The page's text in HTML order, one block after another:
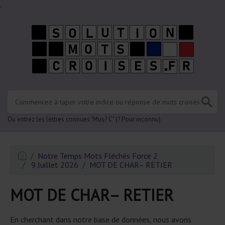
.
Ou entrez les lettres connues "Mus? C" (? Pour inconnu)
Notre Temps Mots Fléchés Force 2
9 Juillet 2026
MOT DE CHAR– RETIER
MOT DE CHAR– RETIER
En cherchant dans notre base de données, nous avons